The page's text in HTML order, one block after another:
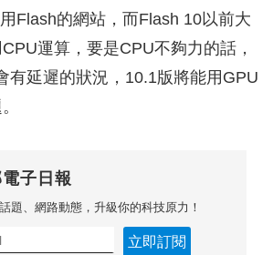
Flash的網站，而Flash 10以前大
運算，要是CPU不夠力的話，
有延遲的狀況，10.1版將能用GPU
子日報
題、網路動態，升級你的科技原力！
立即訂閱